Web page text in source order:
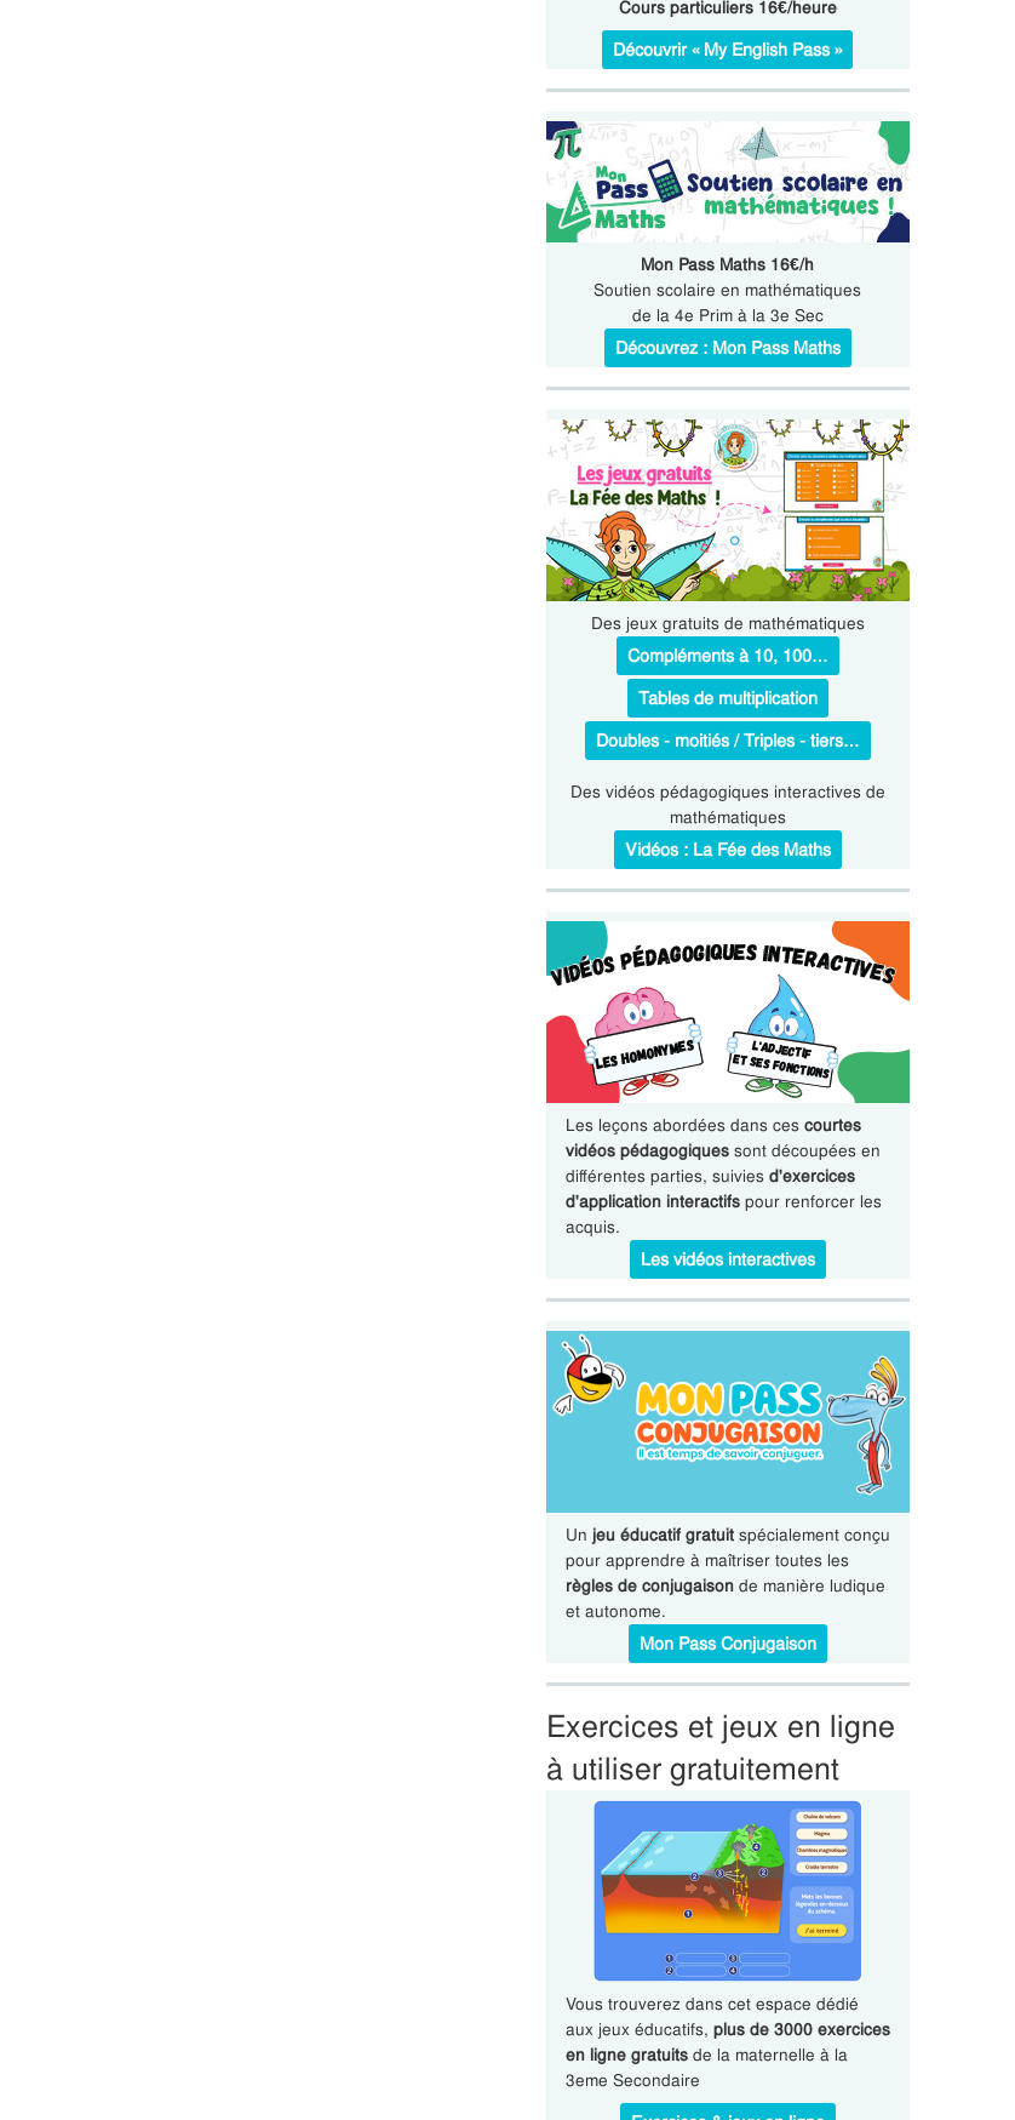
Cours particuliers 16€/heure
Découvrir « My English Pass »
Mon Pass Maths 16€/h
Soutien scolaire en mathématiques
de la 4e Prim à la 3e Sec
Découvrez : Mon Pass Maths
Des jeux gratuits de mathématiques
Compléments à 10, 100…
Tables de multiplication
Doubles - moitiés / Triples - tiers…
Des vidéos pédagogiques interactives de
mathématiques
Vidéos : La Fée des Maths
Les leçons abordées dans ces courtes
vidéos pédagogiquessont découpées en
différentes parties, suivies d'exercices
d'application interactifspour renforcer les
acquis.
Les vidéos interactives
Un jeu éducatif gratuitspécialement conçu
pour apprendre à maîtriser toutes les
règles de conjugaisonde manière ludique
et autonome.
Mon Pass Conjugaison
Exercices et jeux en ligne
à utiliser gratuitement
Vous trouverez dans cet espace dédié
aux jeux éducatifs, plus de 3000 exercices
en ligne gratuitsde la maternelle à la
3eme Secondaire